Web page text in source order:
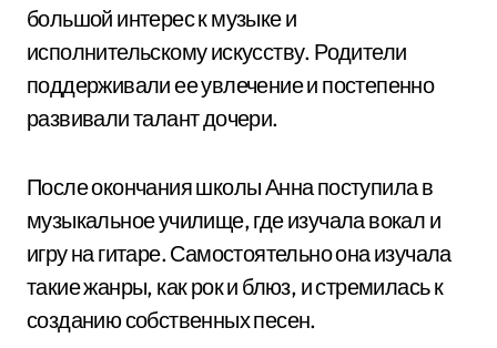
большой интерес к музыке и
исполнительскому искусству. Родители
поддерживали ее увлечение и постепенно
развивали талант дочери.
После окончания школы Анна поступила в
музыкальное училище, где изучала вокал и
игру на гитаре. Самостоятельно она изучала
такие жанры, как рок и блюз, и стремилась к
созданию собственных песен.